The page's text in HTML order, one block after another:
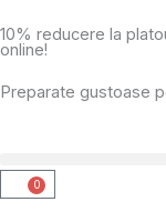
to
10% reducere la
online!
Preparate gustoase
0
Cart